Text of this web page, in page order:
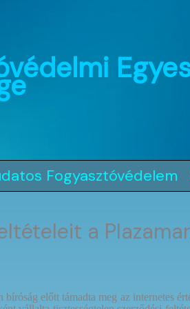
Fogyasztóvédelem
a
előtt támadta meg az internetes